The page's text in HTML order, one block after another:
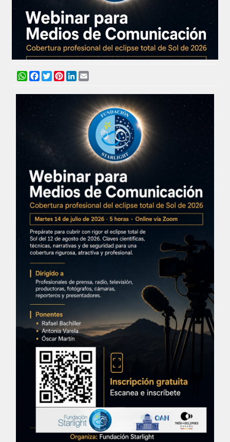
WhatsApp
Facebook
TwitterPinterest
LinkedIn